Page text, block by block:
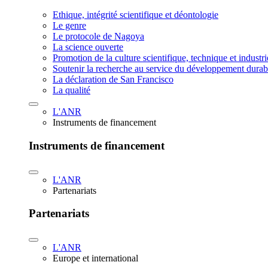
Ethique, intégrité scientifique et déontologie
Le genre
Le protocole de Nagoya
La science ouverte
Promotion de la culture scientifique, technique et
Soutenir la recherche au service du développement
La déclaration de San Francisco
La qualité
L'ANR
Instruments de financement
Instruments de financement
L'ANR
Partenariats
Partenariats
L'ANR
Europe et international